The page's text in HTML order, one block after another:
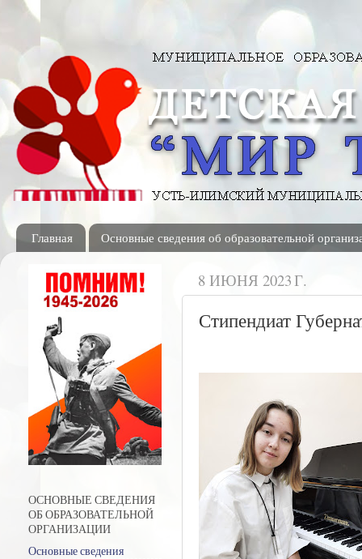
Главная Основные сведения об образовательной
8 ИЮНЯ 2023 Г.
Стипендиат
ОСНОВНЫЕ СВЕДЕНИЯ
ОБ ОБРАЗОВАТЕЛЬНОЙ
ОРГАНИЗАЦИИ
Основные сведения